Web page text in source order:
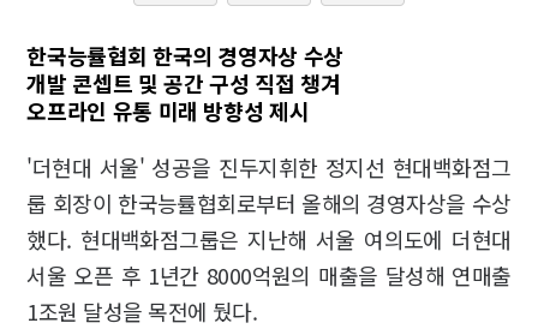
한국능률협회 한국의 경영자상 수상
개발 콘셉트 및 공간 구성 직접 챙겨
오프라인 유통 미래 방향성 제시
'더현대 서울' 성공을 진두지휘한 정지선 현대백화점그
룹 회장이 한국능률협회로부터 올해의 경영자상을 수상
했다. 현대백화점그룹은 지난해 서울 여의도에 더현대
서울 오픈 후 1년간 8000억원의 매출을 달성해 연매출
1조원 달성을 목전에 뒀다.